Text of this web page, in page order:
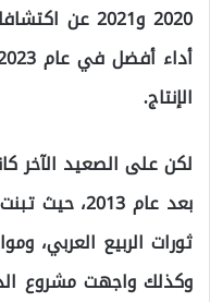
2020 و2021
الإنتاج.
لكن على الصعيد الآخر
بعد عام
ثورات الربيع العربي،
وكذلك واجهت مشروع